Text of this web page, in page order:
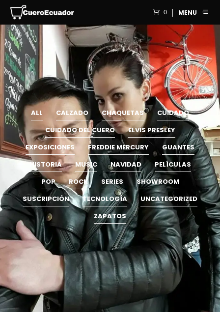
0 MENU
ALL CALZADO CHAQUETAS
CUIDADO
CUIDADO DEL CUERO
ELVIS PRESLEY
EXPOSICIONES
FREDDIE MERCURY
GUANTES
HISTORIA
MUSIC NAVIDAD
PELÍCULAS
POP
ROCK SERIES
SHOWROOM
SUSCRIPCIÓN
TECNOLOGÍA
UNCATEGORIZED
ZAPATOS